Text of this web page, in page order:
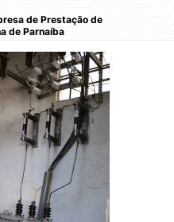
de Prestação de
de Parnaíba